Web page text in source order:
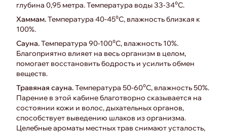
глубина 0,95 метра. Температура воды 33-34⁰С.
Хаммам.Температура 40-45⁰С, влажность близкая к
100%.
Сауна.Температура 90-100⁰С, влажность 10%.
Благоприятно влияет на весь организм в целом,
помогает восстановить бодрость и усилить обмен
веществ.
Травяная сауна.Температура 50-60⁰С, влажность 50%.
Парение в этой кабине благотворно сказывается на
состоянии кожи и волос, дыхательных органов,
способствует выведению шлаков из организма.
Целебные ароматы местных трав снимают усталость,